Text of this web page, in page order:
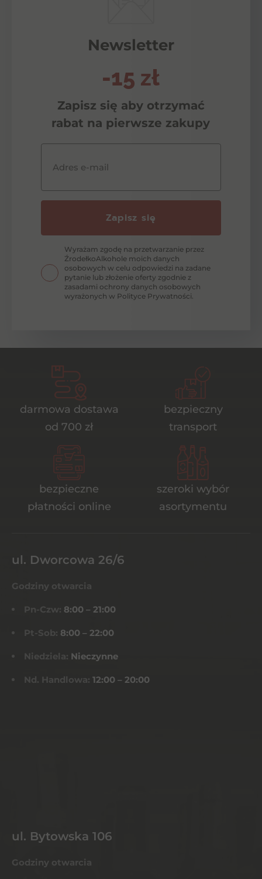
Newsletter
-15 zł
Zapisz się aby otrzymać
rabat na pierwsze zakupy
Adres e-mail
Zapisz się
Wyrażam zgodę na przetwarzanie przez
ŹrodełkoAlkohole moich danych
osobowych w celu odpowiedzi na zadane
pytanie lub złożenie oferty zgodnie z
zasadami ochrony danych osobowych
wyrażonych w Polityce Prywatności.
darmowa dostawa
od 700 zł
bezpieczny
transport
bezpieczne
płatności online
szeroki wybór
asortymentu
ul. Dworcowa 26/6
Godziny otwarcia
Pn-Czw: 8:00 – 21:00
Pt-Sob: 8:00 – 22:00
Niedziela: Nieczynne
Nd. Handlowa: 12:00 – 20:00
ul. Bytowska 106
Godziny otwarcia